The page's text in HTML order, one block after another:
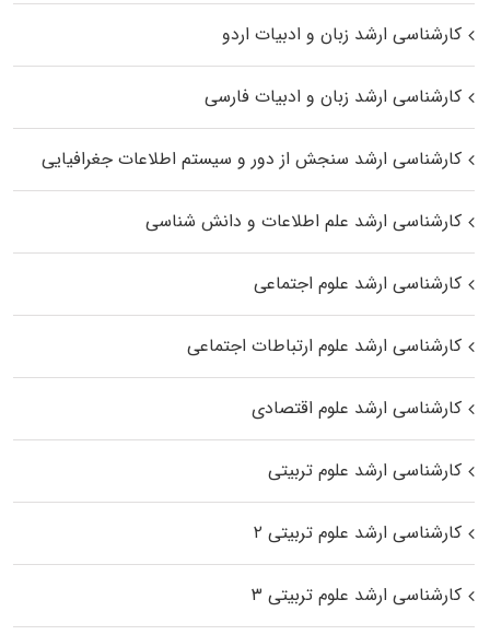
کارشناسی ارشد زبان و ادبیات اردو
کارشناسی ارشد زبان و ادبیات فارسی
کارشناسی ارشد سنجش از دور و سیستم اطلاعات جغرافیایی
کارشناسی ارشد علم اطلاعات و دانش شناسی
کارشناسی ارشد علوم اجتماعی
کارشناسی ارشد علوم ارتباطات اجتماعی
کارشناسی ارشد علوم اقتصادی
کارشناسی ارشد علوم تربیتی
کارشناسی ارشد علوم تربیتی ۲
کارشناسی ارشد علوم تربیتی ۳